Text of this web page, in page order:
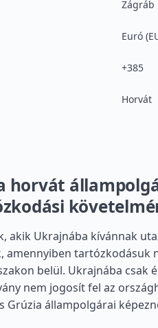
Zágráb
Euró
+385
Horvát
horvát
akik Ukrajnába kívánnak
amennyiben tartózkodásuk
belül. Ukrajnába csak
nem jogosít fel az
Grúzia állampolgárai